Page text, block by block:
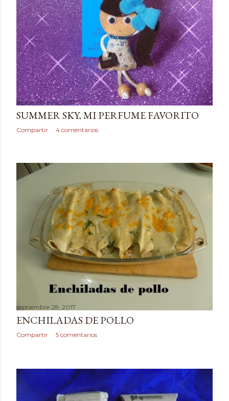
septiembre 29, 2017
SUMMER SKY, MI PERFUME FAVORITO
Compartir 4 comentarios
septiembre 28, 2017
ENCHILADAS DE POLLO
Compartir 5 comentarios